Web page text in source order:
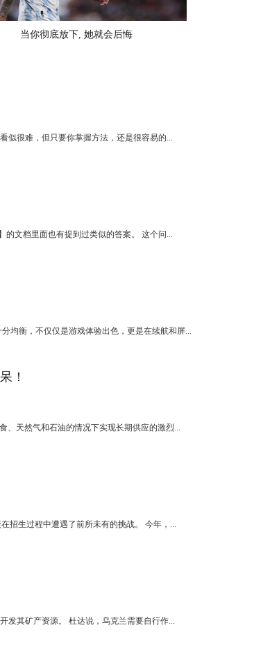
当你彻底放下, 她就会后悔
很难，但只要你掌握方法，还是很容易的...
文档里面也有提到过类似的答案。 这个问...
均衡，不仅仅是游戏体验出色，更是在续航和屏...
！
天然气和石油的情况下实现长期供应的激烈...
招生过程中遭遇了前所未有的挑战。 今年，...
其矿产资源。 杜达说，乌克兰需要自行作...